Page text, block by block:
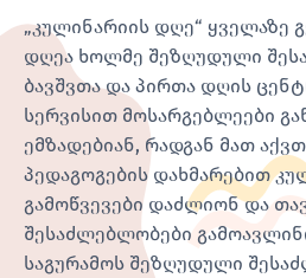
„კულინარიის დღე“ ყველაზე
დღეა ხოლმე შეზღუდული
ბავშვთა და პირთა დღის
სერვისით მოსარგებლეები
ემზადებიან, რადგან მათ
პედაგოგების დახმარებით
გამოწვევები დაძლიონ და
შესაძლებლობები
საგურამოს შეზღუდული